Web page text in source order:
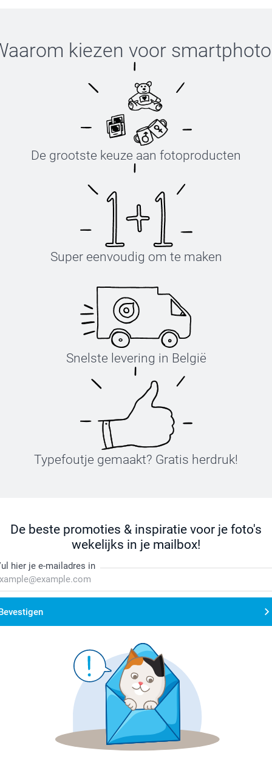
kiezen voor smartphoto
De grootste keuze aan fotoproducten
Super eenvoudig om te maken
Snelste levering in België
Typefoutje gemaakt? Gratis herdruk!
De beste promoties & inspiratie voor je foto's
wekelijks in je mailbox!
hier je e-mailadres in